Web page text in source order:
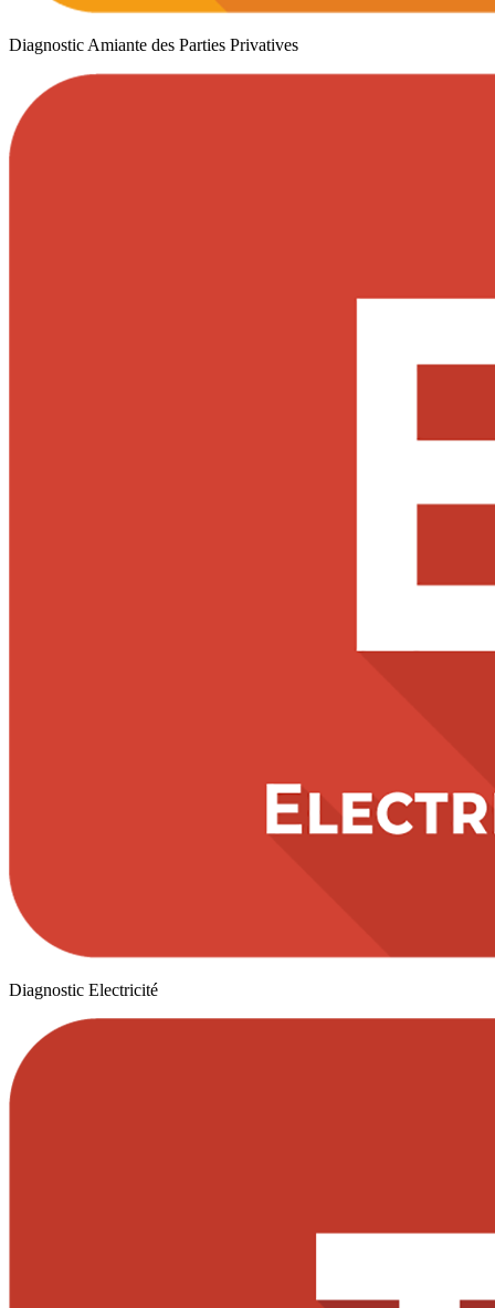
Diagnostic Amiante des Parties Privatives
Diagnostic Electricité